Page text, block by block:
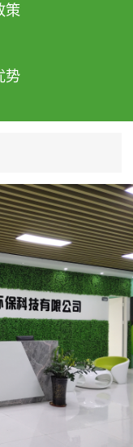
策
势
护优势、双甲资质
室内环境净化治理
资质”“室内环境
理资质等级证
拥有多名高级《环
级工程师》室内
资格认证的治理
掌握室内空气净化
用技术和五项专利
八项计算机软件著
证书等。研发实